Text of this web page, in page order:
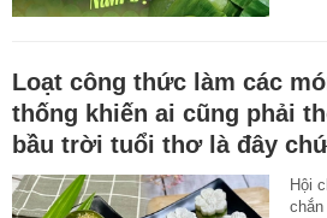
Loạt công thức làm các
thống khiến ai cũng phải
bầu trời tuổi thơ là đây
Hội